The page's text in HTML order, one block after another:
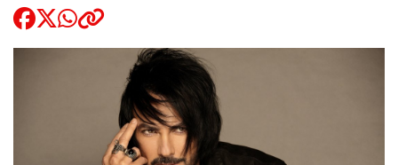
modo claro